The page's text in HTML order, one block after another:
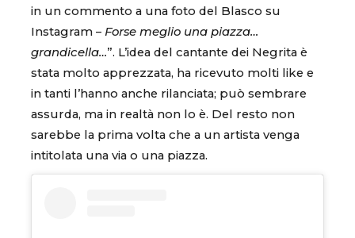
in un commento a una foto del Blasco su
Instagram – Forse meglio una piazza…
grandicella…”. L’idea del cantante dei Negrita è
stata molto apprezzata, ha ricevuto molti like e
in tanti l’hanno anche rilanciata; può sembrare
assurda, ma in realtà non lo è. Del resto non
sarebbe la prima volta che a un artista venga
intitolata una via o una piazza.